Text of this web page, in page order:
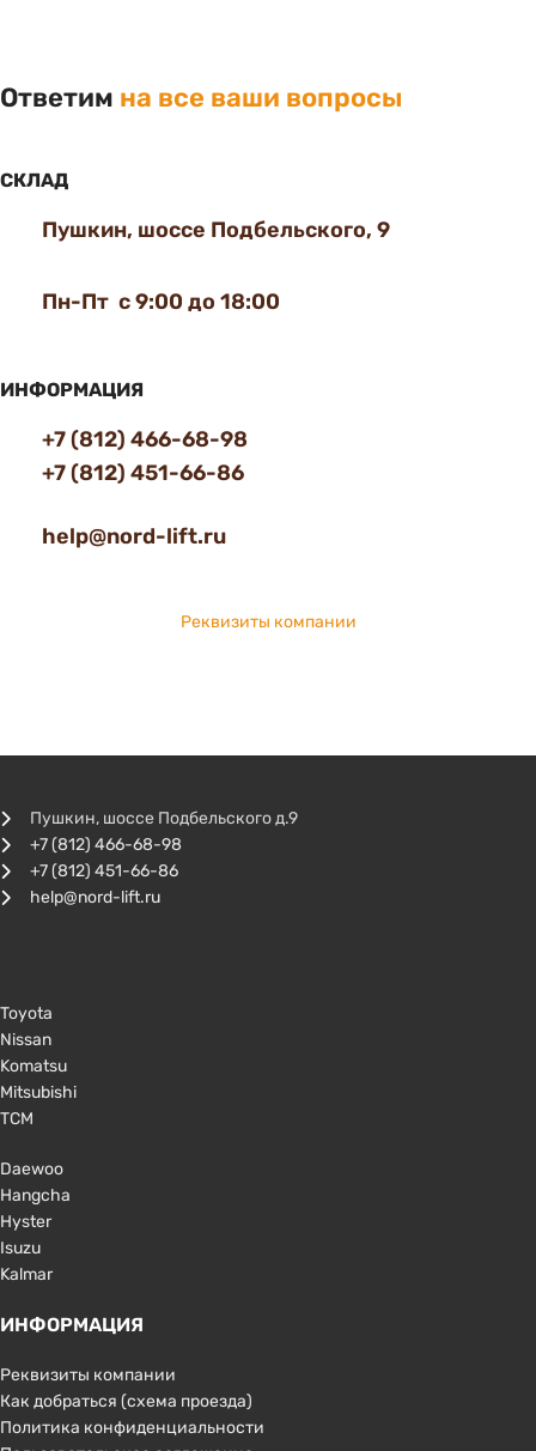
Ответим на все ваши вопросы
СКЛАД
Пушкин, шоссе Подбельского, 9
Пн-Пт с 9:00 до 18:00
ИНФОРМАЦИЯ
+7 (812) 466-68-98
+7 (812) 451-66-86
help@nord-lift.ru
Реквизиты компании
Пушкин, шоссе Подбельского д.9
+7 (812) 466-68-98
+7 (812) 451-66-86
help@nord-lift.ru
Toyota
Nissan
Komatsu
Mitsubishi
TCM
Daewoo
Hangcha
Hyster
Isuzu
Kalmar
ИНФОРМАЦИЯ
Реквизиты компании
Как добраться (схема проезда)
Политика конфиденциальности